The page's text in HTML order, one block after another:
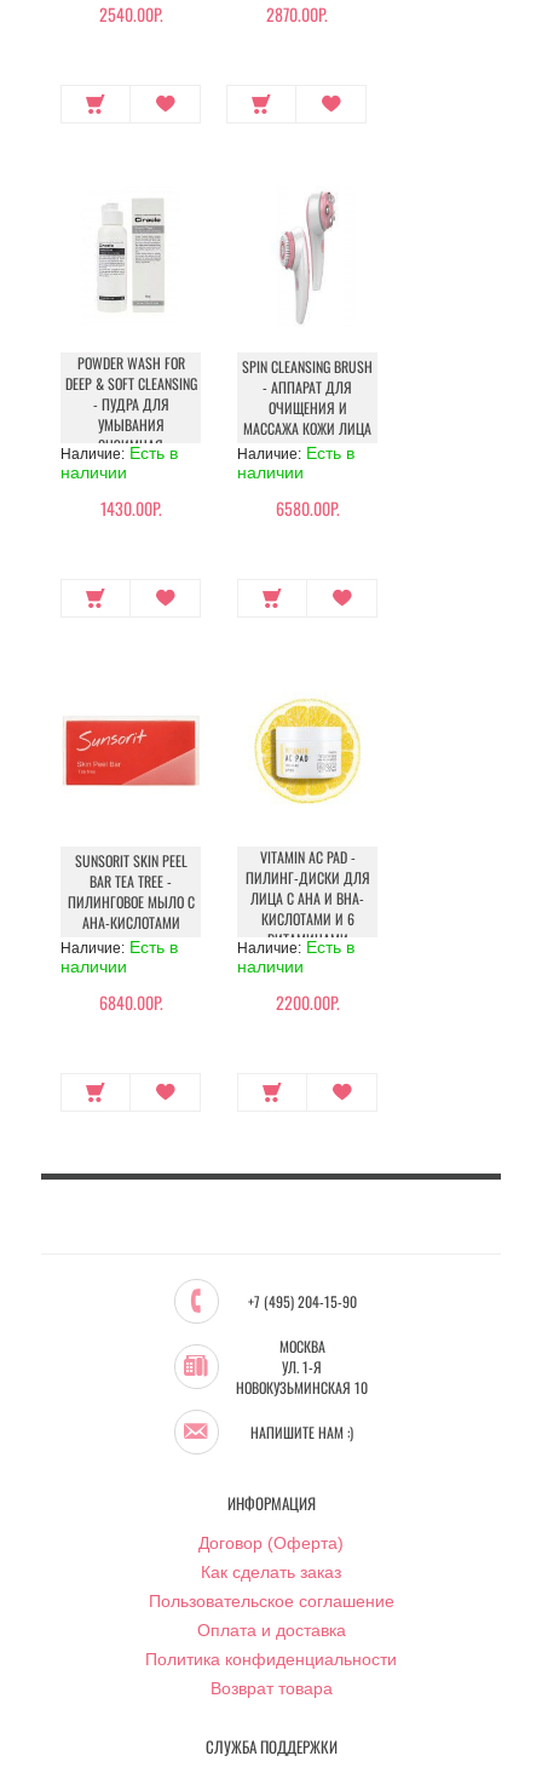
2540.00Р. 2870.00Р.
POWDER WASH FOR
DEEP & SOFT CLEANSING
- ПУДРА ДЛЯ
УМЫВАНИЯ
ЭНЗИМНАЯ
Наличие: Есть в
наличии
1430.00Р.
SPIN CLEANSING BRUSH
- АППАРАТ ДЛЯ
ОЧИЩЕНИЯ И
МАССАЖА КОЖИ ЛИЦА
Наличие: Есть в
наличии
6580.00Р.
SUNSORIT SKIN PEEL
BAR TEA TREE -
ПИЛИНГОВОЕ МЫЛО С
AHA-КИСЛОТАМИ
Наличие: Есть в
наличии
6840.00Р.
VITAMIN AC PAD -
ПИЛИНГ-ДИСКИ ДЛЯ
ЛИЦА С АНА И ВНА-
КИСЛОТАМИ И 6
ВИТАМИНАМИ
Наличие: Есть в
наличии
2200.00Р.
+7 (495) 204-15-90
МОСКВА
УЛ. 1-Я
НОВОКУЗЬМИНСКАЯ 10
НАПИШИТЕ НАМ :)
ИНФОРМАЦИЯ
Договор (Оферта)
Как сделать заказ
Пользовательское соглашение
Оплата и доставка
Политика конфиденциальности
Возврат товара
СЛУЖБА ПОДДЕРЖКИ